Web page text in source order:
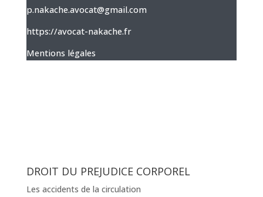
p.nakache.avocat@gmail.com
https://avocat-nakache.fr
Mentions légales
DROIT DU PREJUDICE CORPOREL
Les accidents de la circulation